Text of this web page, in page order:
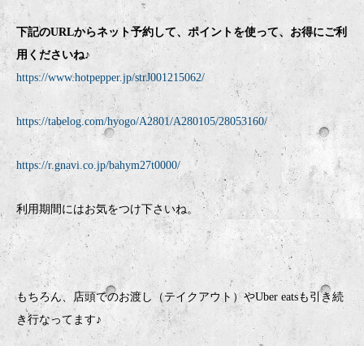
下記のURLからネット予約して、ポイントを使って、お得にご利
用くださいね♪
https://www.hotpepper.jp/strJ001215062/
https://tabelog.com/hyogo/A2801/A280105/28053160/
https://r.gnavi.co.jp/bahym27t0000/
利用期間にはお気をつけ下さいね。
もちろん、店頭でのお渡し（テイクアウト）やUber eatsも引き続
き行なってます♪